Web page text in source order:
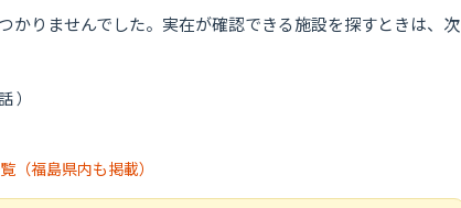
かりませんでした。実在が確認できる施設を探すときは、次
）
（福島県内も掲載）